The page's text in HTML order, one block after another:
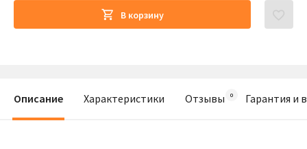
В корзину
Описание Характеристики Отзывы Гарантия и